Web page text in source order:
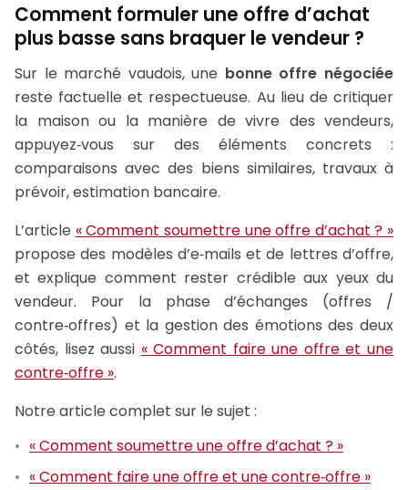
Comment formuler une offre d’achat
plus basse sans braquer le vendeur ?
Sur le marché vaudois, une bonne offre négociée
reste factuelle et respectueuse. Au lieu de critiquer
la maison ou la manière de vivre des vendeurs,
appuyez‑vous sur des éléments concrets :
comparaisons avec des biens similaires, travaux à
prévoir, estimation bancaire.
L’article « Comment soumettre une offre d’achat ? »
propose des modèles d’e‑mails et de lettres d’offre,
et explique comment rester crédible aux yeux du
vendeur. Pour la phase d’échanges (offres /
contre‑offres) et la gestion des émotions des deux
côtés, lisez aussi « Comment faire une offre et une
contre‑offre ».
Notre article complet sur le sujet :
« Comment soumettre une offre d’achat ? »
« Comment faire une offre et une contre‑offre »